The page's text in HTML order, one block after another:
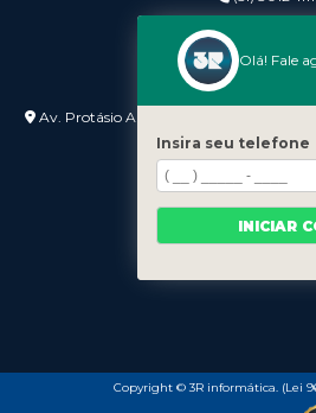
Endereço
Av. Protásio Alves nº 3240 Lojas 7 e 8 -
- 90410-007
Copyright © 3R informática. (Lei
Olá! Fale
Insira seu telefone
INICIAR